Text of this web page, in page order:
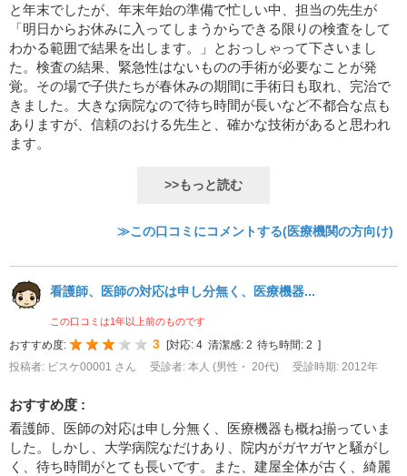
と年末でしたが、年末年始の準備で忙しい中、担当の先生が
「明日からお休みに入ってしまうからできる限りの検査をして
わかる範囲で結果を出します。」とおっしゃって下さいまし
た。検査の結果、緊急性はないものの手術が必要なことが発
覚。その場で子供たちが春休みの期間に手術日も取れ、完治で
きました。大きな病院なので待ち時間が長いなど不都合な点も
ありますが、信頼のおける先生と、確かな技術があると思われ
ます。
>>もっと読む
≫この口コミにコメントする(医療機関の方向け)
看護師、医師の対応は申し分無く、医療機器...
この口コミは1年以上前のものです
おすすめ度: 3 [対応: 4 清潔感: 2 待ち時間: 2 ]
投稿者: ビスケ00001 さん
受診者: 本人 (男性・ 20代) 受診時期: 2012年
おすすめ度 :
看護師、医師の対応は申し分無く、医療機器も概ね揃っていま
した。しかし、大学病院なだけあり、院内がガヤガヤと騒がし
く、待ち時間がとても長いです。また、建屋全体が古く、綺麗